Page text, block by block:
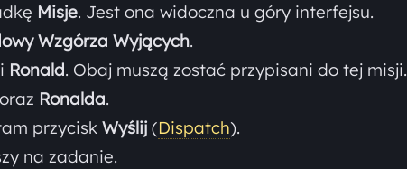
Misje. Jest ona widoczna u góry interfejsu.
Wzgórza Wyjących.
i Ronald. Obaj muszą zostać przypisani do tej misji.
oraz Ronalda.
przycisk Wyślij (Dispatch).
na zadanie.